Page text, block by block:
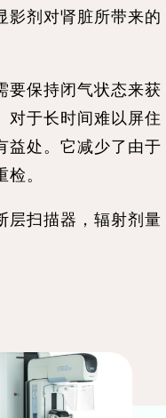
影剂对肾脏所带来的
要保持闭气状态来获
对于长时间难以屏住
益处。它减少了由于
。
层扫描器，辐射剂量